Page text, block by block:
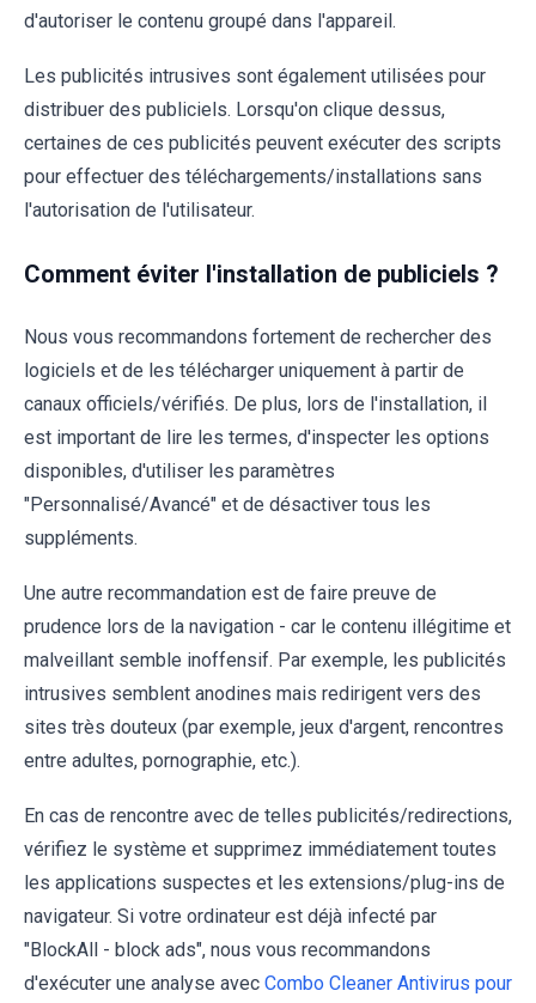
d'autoriser le contenu groupé dans l'appareil.
Les publicités intrusives sont également utilisées pour
distribuer des publiciels. Lorsqu'on clique dessus,
certaines de ces publicités peuvent exécuter des scripts
pour effectuer des téléchargements/installations sans
l'autorisation de l'utilisateur.
Comment éviter l'installation de publiciels ?
Nous vous recommandons fortement de rechercher des
logiciels et de les télécharger uniquement à partir de
canaux officiels/vérifiés. De plus, lors de l'installation, il
est important de lire les termes, d'inspecter les options
disponibles, d'utiliser les paramètres
"Personnalisé/Avancé" et de désactiver tous les
suppléments.
Une autre recommandation est de faire preuve de
prudence lors de la navigation - car le contenu illégitime et
malveillant semble inoffensif. Par exemple, les publicités
intrusives semblent anodines mais redirigent vers des
sites très douteux (par exemple, jeux d'argent, rencontres
entre adultes, pornographie, etc.).
En cas de rencontre avec de telles publicités/redirections,
vérifiez le système et supprimez immédiatement toutes
les applications suspectes et les extensions/plug-ins de
navigateur. Si votre ordinateur est déjà infecté par
"BlockAll - block ads", nous vous recommandons
d'exécuter une analyse avec Combo Cleaner Antivirus pour